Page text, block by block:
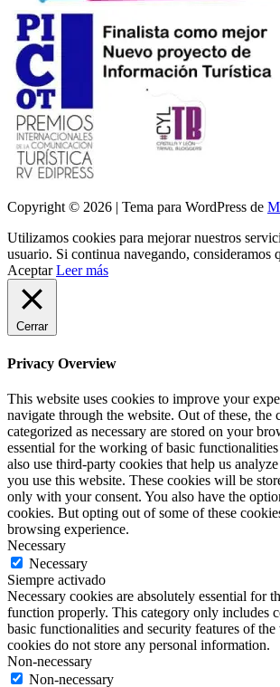
Copyright © 2026 | Tema para WordPress de
Utilizamos cookies para mejorar nuestros
usuario. Si continua navegando, consideramos
Aceptar Leer más
Cerrar
Privacy Overview
This website uses cookies to improve your
navigate through the website. Out of these, the
categorized as necessary are stored on your
essential for the working of basic
also use third-party cookies that help us
you use this website. These cookies will be
only with your consent. You also have the
cookies. But opting out of some of these
browsing experience.
Necessary
Necessary
Siempre activado
Necessary cookies are absolutely essential for
function properly. This category only includes
basic functionalities and security features of the
cookies do not store any personal information.
Non-necessary
Non-necessary